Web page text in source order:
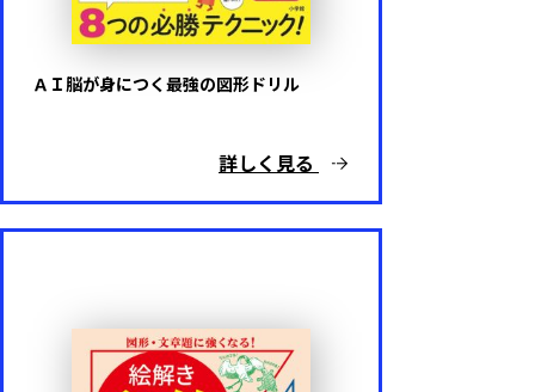
算数･数学
国語
基礎レベル
ＡＩ脳が身につく最強の図形ドリル
詳しく見る